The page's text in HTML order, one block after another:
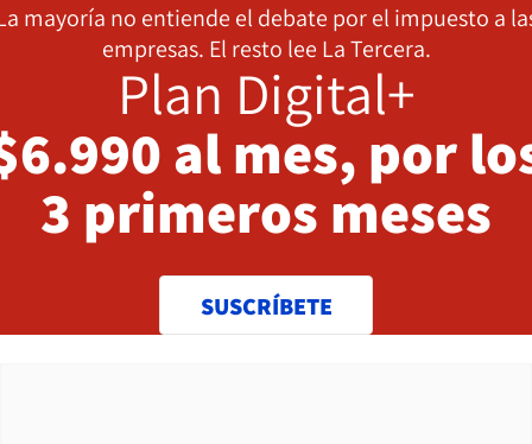
mayoría no entiende el debate por el impuesto a
empresas. El resto lee La Tercera.
Plan Digital+
al mes, por
3 primeros meses
SUSCRÍBETE